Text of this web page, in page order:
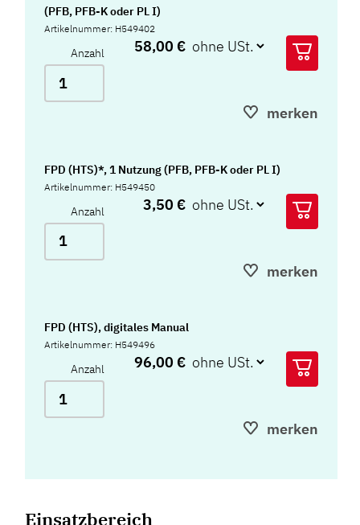
(PFB, PFB-K oder PL I)
Artikelnummer: H549402
Anzahl 58,00 €
merken
FPD (HTS)*, 1 Nutzung (PFB, PFB-K oder PL I)
Artikelnummer: H549450
Anzahl 3,50 €
merken
FPD (HTS), digitales Manual
Artikelnummer: H549496
Anzahl 96,00 €
merken
Einsatzbereich